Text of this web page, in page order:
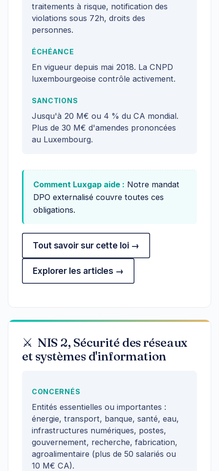
traitements à risque, notification des
violations sous 72h, droits des
personnes.
ÉCHÉANCE
En vigueur depuis mai 2018. La CNPD
luxembourgeoise contrôle activement.
SANCTIONS
Jusqu'à 20 M€ ou 4 % du CA mondial.
Plus de 30 M€ d'amendes prononcées
au Luxembourg.
Comment Luxgap aide : Notre mandat
DPO externalisé couvre toutes ces
obligations.
Tout savoir sur cette loi →
Explorer les articles →
⚔️ NIS 2, Sécurité des réseaux
et systèmes d'information
CONCERNÉS
Entités essentielles ou importantes :
énergie, transport, banque, santé, eau,
infrastructures numériques, postes,
gouvernement, recherche, fabrication,
agroalimentaire (plus de 50 salariés ou
10 M€ CA).